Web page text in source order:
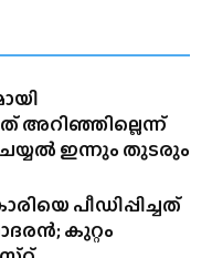
അറിഞ്ഞില്ലെന്ന്
ഇന്നും തുടരും
പീഡിപ്പിച്ചത്
കുറ്റം